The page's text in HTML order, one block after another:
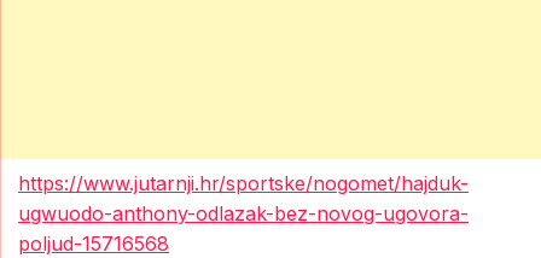
https://www.jutarnji.hr/sportske/nogomet/hajduk-
ugwuodo-anthony-odlazak-bez-novog-ugovora-
poljud-15716568